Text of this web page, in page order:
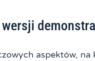
aspektów,